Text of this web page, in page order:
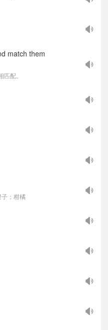
match them
配。
；柑橘